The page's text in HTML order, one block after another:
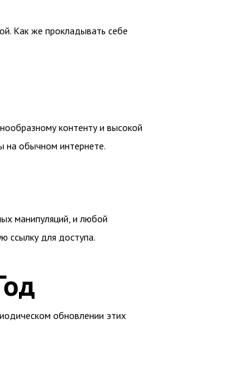
Как же прокладывать себе
контенту и высокой
на обычном интернете.
манипуляций, и любой
ссылку для доступа.
обновлении этих